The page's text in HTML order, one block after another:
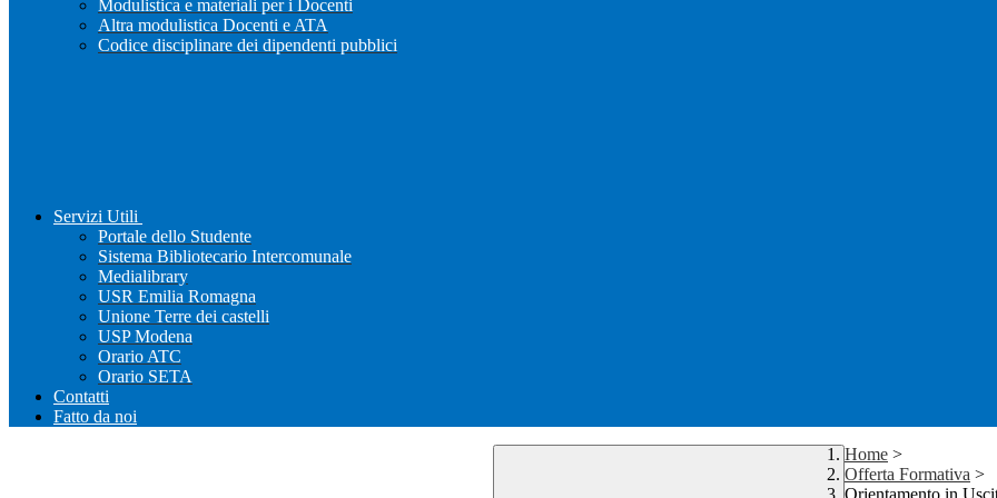
Modulistica e materiali per i Docenti
Altra modulistica Docenti e ATA
Codice disciplinare dei dipendenti pubblici
Servizi Utili
Portale dello Studente
Sistema Bibliotecario Intercomunale
Medialibrary
USR Emilia Romagna
Unione Terre dei castelli
USP Modena
Orario ATC
Orario SETA
Contatti
Fatto da noi
Home >
Offerta Formativa >